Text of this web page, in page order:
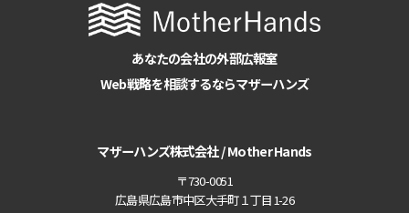
あなたの会社の外部広報室
Web戦略を相談するならマザーハンズ
マザーハンズ株式会社 / Mother Hands
〒730-0051
広島県広島市中区大手町１丁目1-26